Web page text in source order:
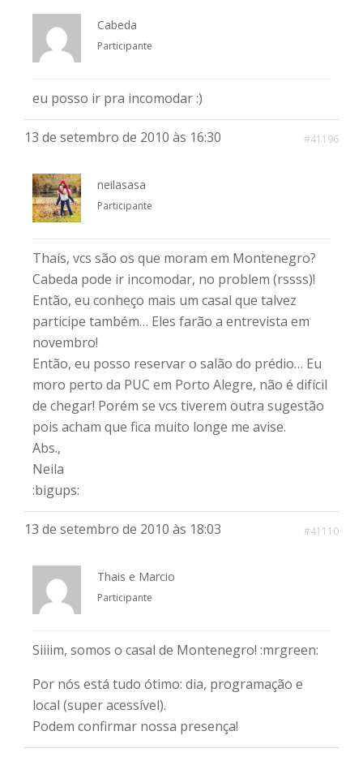
Cabeda
Participante
eu posso ir pra incomodar :)
13 de setembro de 2010 às 16:30 #41196
neilasasa
Participante
Thaís, vcs são os que moram em Montenegro?
Cabeda pode ir incomodar, no problem (rssss)!
Então, eu conheço mais um casal que talvez
participe também… Eles farão a entrevista em
novembro!
Então, eu posso reservar o salão do prédio… Eu
moro perto da PUC em Porto Alegre, não é difícil
de chegar! Porém se vcs tiverem outra sugestão
pois acham que fica muito longe me avise.
Abs.,
Neila
:bigups:
13 de setembro de 2010 às 18:03 #41110
Thais e Marcio
Participante
Siiiim, somos o casal de Montenegro! :mrgreen:
Por nós está tudo ótimo: dia, programação e
local (super acessível).
Podem confirmar nossa presença!